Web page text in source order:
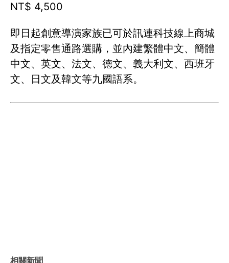
NT$ 4,500
即日起創意導演家族已可於訊連科技線上商城
及指定零售通路選購，並內建繁體中文、簡體
中文、英文、法文、德文、義大利文、西班牙
文、日文及韓文等九國語系。
相關新聞